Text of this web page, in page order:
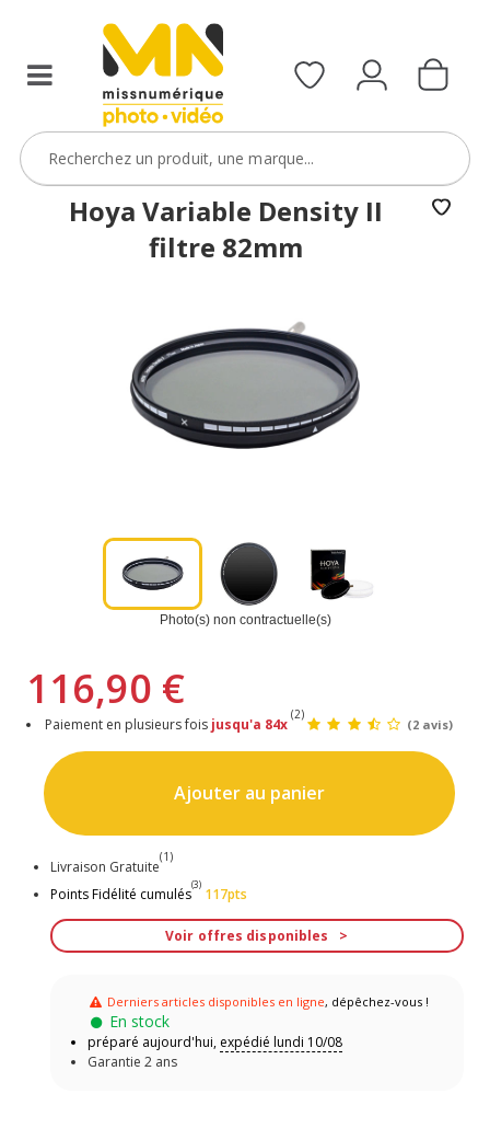
le
ObjectifFiltre5
VOIR L'OFFRE
Hoya Variable Density II
filtre 82mm
Photo(s) non contractuelle(s)
116,90 €
Paiement en plusieurs fois jusqu'a 84x
(2)
(2 avis)
Ajouter au panier
Livraison Gratuite
(1)
Points Fidélité cumulés
(3)
117pts
Voir offres disponibles
Derniers articles disponibles en ligne, dépêchez-vous !
En stock
préparé aujourd'hui, expédié lundi 10/08
Garantie 2 ans